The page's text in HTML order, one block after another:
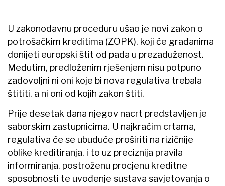
U zakonodavnu proceduru ušao je novi zakon o
potrošačkim kreditima (ZOPK), koji će građanima
donijeti europski štit od pada u prezaduženost.
Međutim, predloženim rješenjem nisu potpuno
zadovoljni ni oni koje bi nova regulativa trebala
štititi, a ni oni od kojih zakon štiti.
Prije desetak dana njegov nacrt predstavljen je
saborskim zastupnicima. U najkraćim crtama,
regulativa će se ubuduće proširiti na rizičnije
oblike kreditiranja, i to uz preciznija pravila
informiranja, postroženu procjenu kreditne
sposobnosti te uvođenje sustava savjetovanja o